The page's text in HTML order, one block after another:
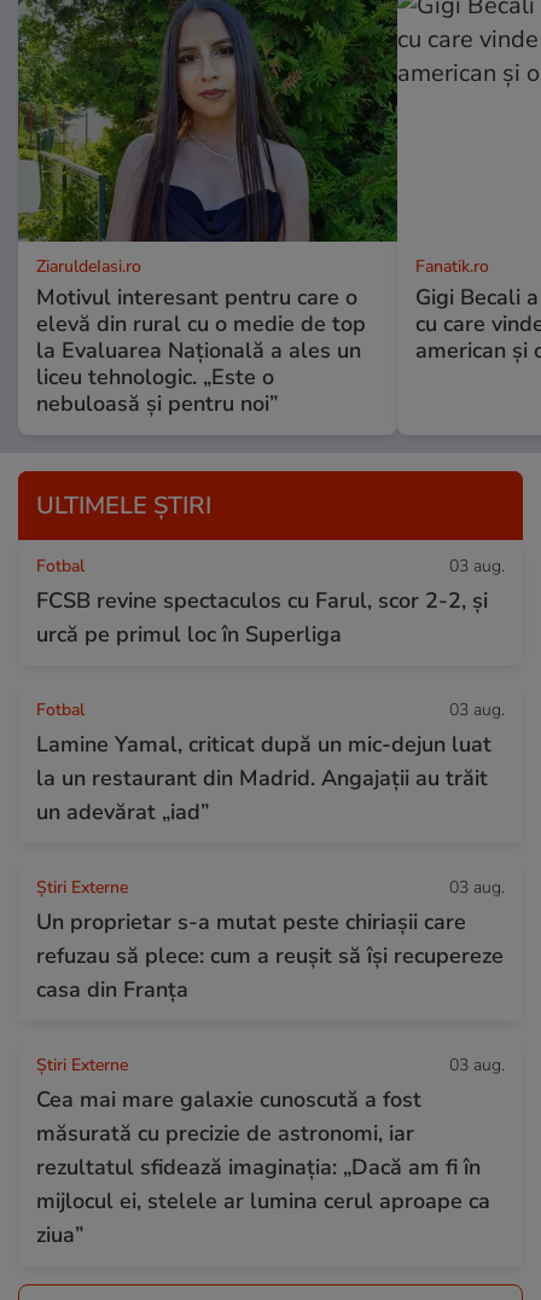
ZiaruldeIasi.ro
Motivul interesant pentru care o
elevă din rural cu o medie de top
la Evaluarea Națională a ales un
liceu tehnologic. „Este o
nebuloasă și pentru noi”
Fanatik.ro
Gigi Becali
cu care
american și
ULTIMELE ȘTIRI
Fotbal 03 aug.
FCSB revine spectaculos cu Farul, scor 2-2, și
urcă pe primul loc în Superliga
Fotbal 03 aug.
Lamine Yamal, criticat după un mic-dejun luat
la un restaurant din Madrid. Angajații au trăit
un adevărat „iad”
Știri Externe 03 aug.
Un proprietar s-a mutat peste chiriașii care
refuzau să plece: cum a reușit să își recupereze
casa din Franța
Știri Externe 03 aug.
Cea mai mare galaxie cunoscută a fost
măsurată cu precizie de astronomi, iar
rezultatul sfidează imaginația: „Dacă am fi în
mijlocul ei, stelele ar lumina cerul aproape ca
ziua”